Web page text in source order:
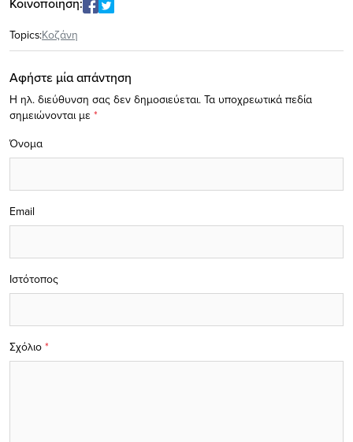
Topics:Κοζάνη
Αφήστε μία απάντηση
Η ηλ. διεύθυνση σας δεν δημοσιεύεται. Τα υποχρεωτικά πεδία
σημειώνονται με *
Σχόλιο *
Όνομα
Email
Ιστότοπος